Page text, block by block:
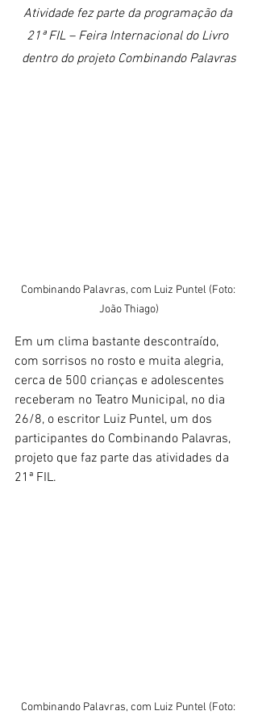
Atividade fez parte da programação da
21ª FIL – Feira Internacional do Livro
dentro do projeto Combinando Palavras
Combinando Palavras, com Luiz Puntel (Foto:
João Thiago)
Em um clima bastante descontraído,
com sorrisos no rosto e muita alegria,
cerca de 500 crianças e adolescentes
receberam no Teatro Municipal, no dia
26/8, o escritor Luiz Puntel, um dos
participantes do Combinando Palavras,
projeto que faz parte das atividades da
21ª FIL.
Combinando Palavras, com Luiz Puntel (Foto: